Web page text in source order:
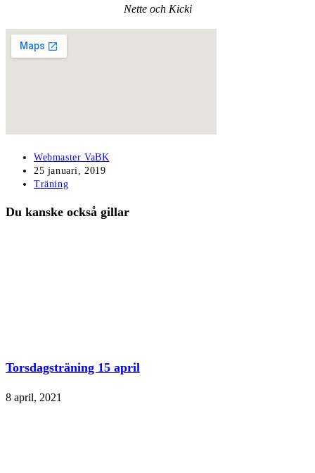
Nette och Kicki
Inläggsförfattare:
Webmaster VaBK
Inlägget
publicerat:
25 januari, 2019
Inläggskategori:
Träning
Du kanske också gillar
Torsdagsträning 15 april
8 april, 2021